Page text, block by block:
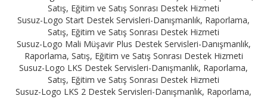
Satış, Eğitim ve Satış Sonrası Destek Hizmeti
Susuz-Logo Start Destek Servisleri-Danışmanlık, Raporlama,
Satış, Eğitim ve Satış Sonrası Destek Hizmeti
Susuz-Logo Mali Müşavir Plus Destek Servisleri-Danışmanlık,
Raporlama, Satış, Eğitim ve Satış Sonrası Destek Hizmeti
Susuz-Logo LKS Destek Servisleri-Danışmanlık, Raporlama,
Satış, Eğitim ve Satış Sonrası Destek Hizmeti
Susuz-Logo LKS 2 Destek Servisleri-Danışmanlık, Raporlama,